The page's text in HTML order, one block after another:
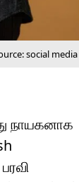
social media
நாயகனாக